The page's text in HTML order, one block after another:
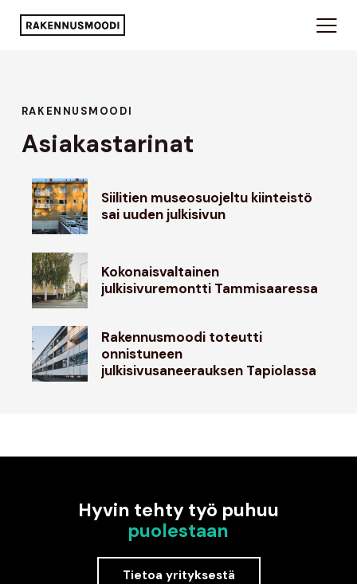
RAKENNUSMOODI
Asiakastarinat
Siilitien museosuojeltu kiinteistö
sai uuden julkisivun
Kokonaisvaltainen
julkisivuremontti Tammisaaressa
Rakennusmoodi toteutti
onnistuneen
julkisivusaneerauksen Tapiolassa
Hyvin tehty työ puhuu
puolestaan
Tietoa yrityksestä